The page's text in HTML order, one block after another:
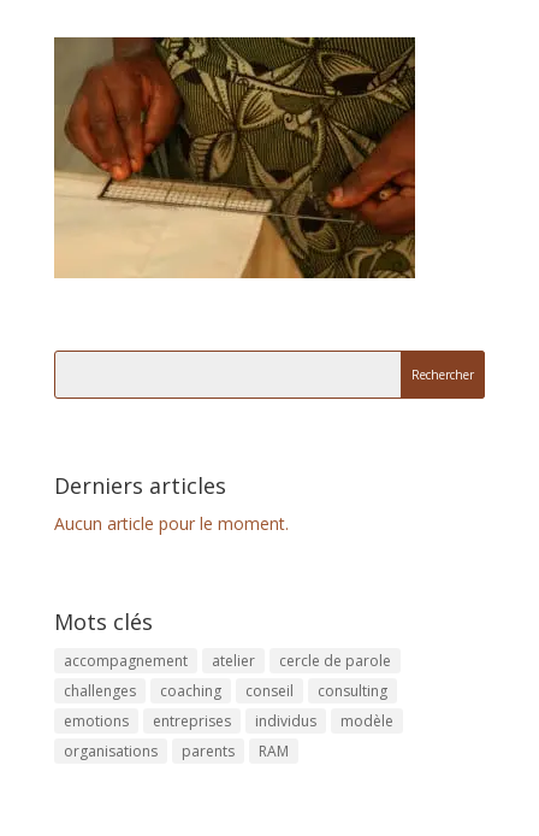
Derniers articles
Aucun article pour le moment.
Mots clés
accompagnement atelier
cercle de parole
challenges
coaching conseil
consulting
emotions
entreprises individus
modèle
organisations
parents RAM